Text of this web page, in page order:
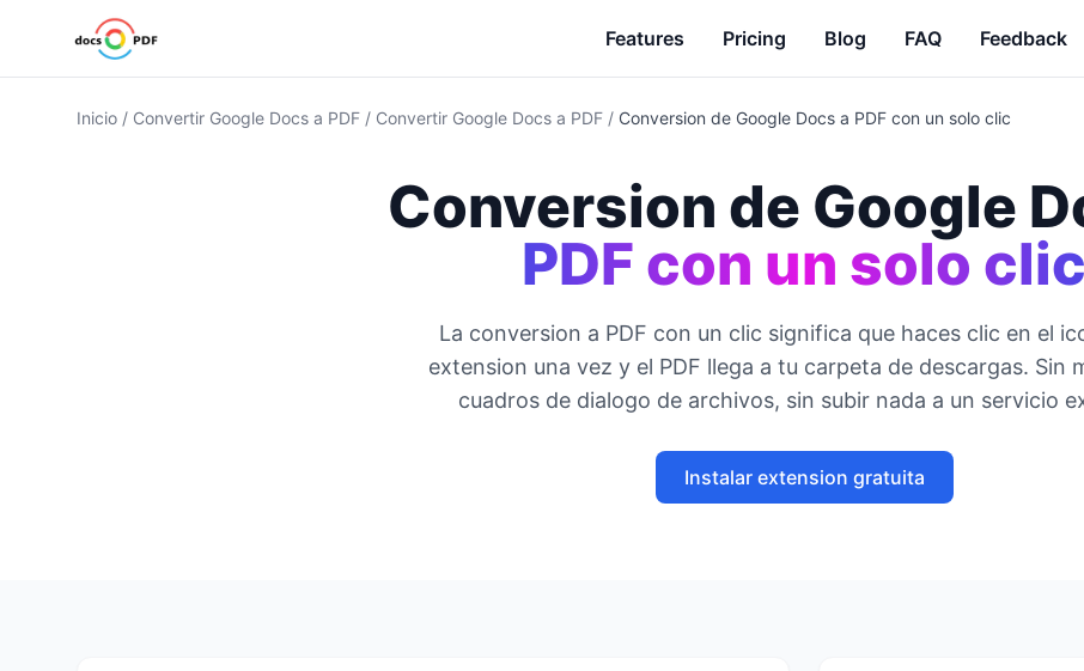
Features Pricing Blog FAQ Feedback
Inicio / Convertir Google Docs a PDF / Convertir Google Docs a PDF / Conversion de Google Docs a PDF con un solo clic
Conversion de Google
PDF con un solo clic
La conversion a PDF con un clic significa que haces clic en el
extension una vez y el PDF llega a tu carpeta de descargas. Sin
cuadros de dialogo de archivos, sin subir nada a un servicio
Instalar extension gratuita